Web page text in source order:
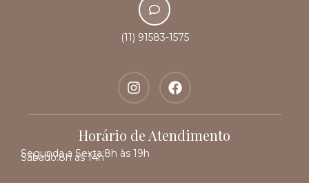
(11) 91583-1575
Horário de Atendimento
Segunda a Sexta:8h às 19h
Sábado:8h às 14h